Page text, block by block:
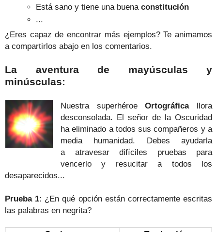
Está sano y tiene una buena constitución
...
¿Eres capaz de encontrar más ejemplos? Te animamos
a compartirlos abajo en los comentarios.
La aventura de mayúsculas y
minúsculas:
Nuestra superhéroeOrtográficallora
desconsolada. El señor de la Oscuridad
ha eliminado a todos sus compañeros y a
media humanidad. Debes ayudarla
a atravesar difíciles pruebas para
vencerlo y resucitar a todos los
desaparecidos...
Prueba 1: ¿En qué opción están correctamente escritas
las palabras en negrita?